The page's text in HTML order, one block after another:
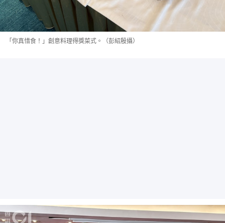
「你真惜食！」創意料理得獎菜式。（彭紹殷攝）